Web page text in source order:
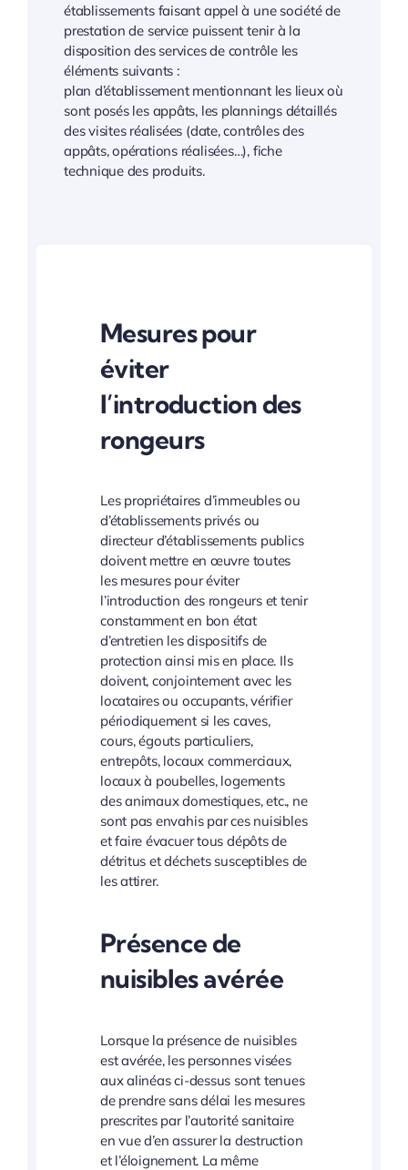
établissements faisant appel à une société de
prestation de service puissent tenir à la
disposition des services de contrôle les
éléments suivants :
plan d’établissement mentionnant les lieux où
sont posés les appâts, les plannings détaillés
des visites réalisées (date, contrôles des
appâts, opérations réalisées…), fiche
technique des produits.
Mesures pour
éviter
l’introduction des
rongeurs
Les propriétaires d’immeubles ou
d’établissements privés ou
directeur d’établissements publics
doivent mettre en œuvre toutes
les mesures pour éviter
l’introduction des rongeurs et tenir
constamment en bon état
d’entretien les dispositifs de
protection ainsi mis en place. Ils
doivent, conjointement avec les
locataires ou occupants, vérifier
périodiquement si les caves,
cours, égouts particuliers,
entrepôts, locaux commerciaux,
locaux à poubelles, logements
des animaux domestiques, etc., ne
sont pas envahis par ces nuisibles
et faire évacuer tous dépôts de
détritus et déchets susceptibles de
les attirer.
Présence de
nuisibles avérée
Lorsque la présence de nuisibles
est avérée, les personnes visées
aux alinéas ci-dessus sont tenues
de prendre sans délai les mesures
prescrites par l’autorité sanitaire
en vue d’en assurer la destruction
et l’éloignement. La même